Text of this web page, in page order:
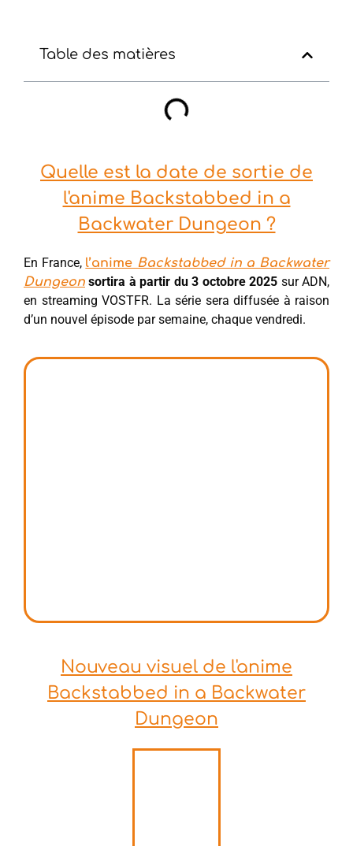
Table des matières
Quelle est la date de sortie de
l'anime Backstabbed in a
Backwater Dungeon ?
En France, l’anime Backstabbed in a Backwater
Dungeon sortira à partir du 3 octobre 2025 sur ADN,
en streaming VOSTFR. La série sera diffusée à raison
d’un nouvel épisode par semaine, chaque vendredi.
Nouveau visuel de l'anime
Backstabbed in a Backwater
Dungeon